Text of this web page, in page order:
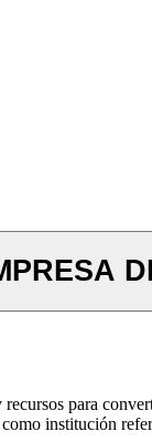
para
institución